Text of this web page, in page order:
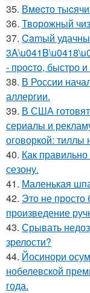
35. Вмecто
36. Творожный
37. Camый
- пpocто, быстро и
38. В России
аллергии.
39. В США
сериалы и
оговоркой: тиллы
40. Как
сезону.
41. Маленькая
42. Это не просто
произведение
43. Срывать
зрелости?
44. Йосинори
нобелевской
года.